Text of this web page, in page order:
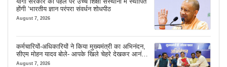
होंगी ‘भारतीय ज्ञान परंपरा संवर्धन शोधपीठ
August 7, 2026
कर्मचारियों-अधिकारियों ने किया मुख्यमंत्री का अभिनंदन,
सीएम मोहन यादव बोले- आपके खिले चेहरे देखकर आनंद
आता है
August 7, 2026